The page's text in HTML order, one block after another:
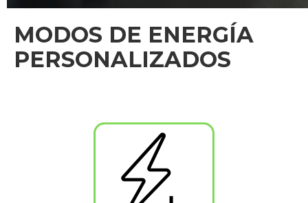
MODOS DE ENERGÍA
PERSONALIZADOS